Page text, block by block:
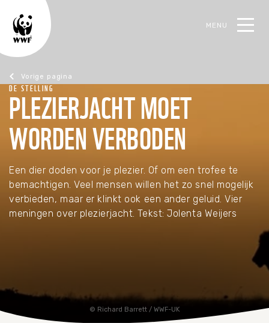
MENU
Magazine februari 2021
Richard Barrett / WWF-UK
PLEZIERJACHT MOET
WORDEN VERBODEN
DE STELLING
Een dier doden voor je plezier. Of om een trofee te
bemachtigen. Veel mensen willen het zo snel mogelijk
verbieden, maar er klinkt ook een ander geluid. Vier
meningen over plezierjacht. Tekst: Jolenta Weijers